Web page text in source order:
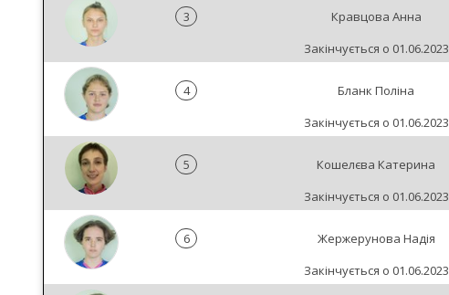
3
Кравцова Анна
Закінчується о 01.06.2023
4
Бланк Поліна
Закінчується о 01.06.2023
5
Кошелєва Катерина
Закінчується о 01.06.2023
6
Жержерунова Надія
Закінчується о 01.06.2023